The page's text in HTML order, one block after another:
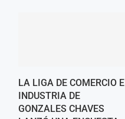
LA LIGA DE COMERCIO E
INDUSTRIA DE
GONZALES CHAVES